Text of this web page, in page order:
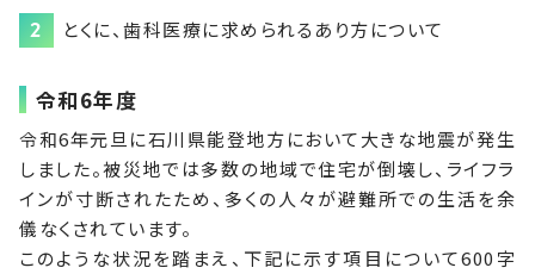
とくに、歯科医療に求められるあり方について
令和6年度
令和6年元旦に石川県能登地方において大きな地震が発生
しました。被災地では多数の地域で住宅が倒壊し、ライフラ
インが寸断されたため、多くの人々が避難所での生活を余
儀なくされています。
このような状況を踏まえ、下記に示す項目について600字